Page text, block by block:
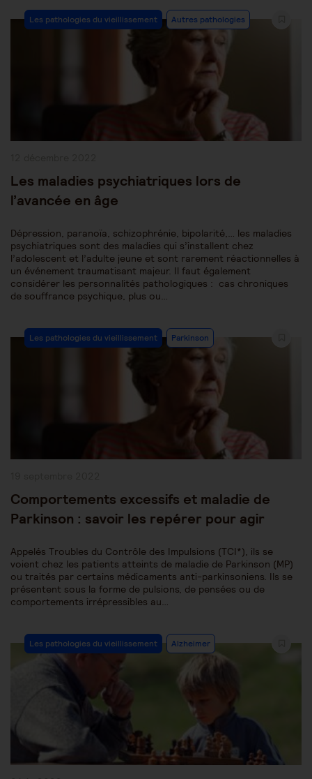
Post
Category:
Les pathologies du vieillissement Autres pathologies
Les maladies psychiatriques lors de
l’avancée en âge
Dépression, paranoïa, schizophrénie, bipolarité,… les maladies
psychiatriques sont des maladies qui s’installent chez
l’adolescent et l’adulte jeune et sont rarement réactionnelles à
un événement traumatisant majeur. Il faut également
considérer les personnalités pathologiques : cas chroniques
de souffrance psychique, plus ou…
Post
Category:
Les pathologies du vieillissement Parkinson
Comportements excessifs et maladie de
Parkinson : savoir les repérer pour agir
Appelés Troubles du Contrôle des Impulsions (TCI*), ils se
voient chez les patients atteints de maladie de Parkinson (MP)
ou traités par certains médicaments anti-parkinsoniens. Ils se
présentent sous la forme de pulsions, de pensées ou de
comportements irrépressibles au…
Post
Category:
Les pathologies du vieillissement Alzheimer